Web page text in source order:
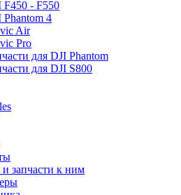
F450 - F550
Phantom 4
Air
Pro
для DJI Phantom
для DJI S800
запчасти к ним